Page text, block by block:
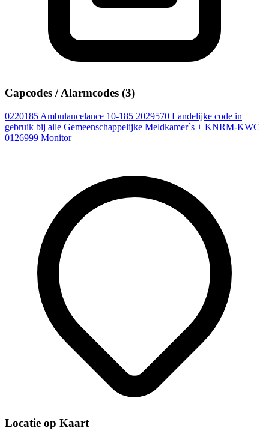
Capcodes / Alarmcodes (3)
0220185 Ambulancelance 10-185 2029570 Landelijke code in
gebruik bij alle Gemeenschappelijke Meldkamer`s + KNRM-KWC
0126999 Monitor
Locatie op Kaart